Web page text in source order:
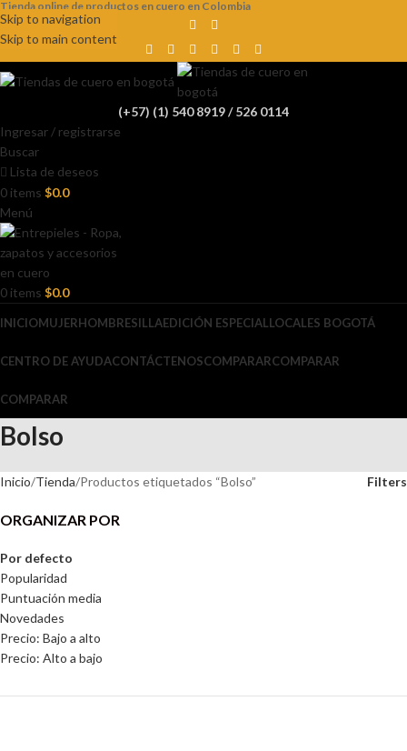
Skip to navigation
Skip to main content
Tienda online de productos en cuero en Colombia
(+57) (1) 540 8919 / 526 0114
Ingresar / registrarse
Buscar
Lista de deseos
0 items $0.0
Menú
0 items $0.0
INICIOMUJERHOMBRESILLAEDICIÓN ESPECIALLOCALES BOGOTÁ
CENTRO DE AYUDACONTÁCTENOSCOMPARARCOMPARAR
COMPARAR
Bolso
Inicio Tienda Productos etiquetados “Bolso” Filters
ORGANIZAR POR
Por defecto
Popularidad
Puntuación media
Novedades
Precio: Bajo a alto
Precio: Alto a bajo